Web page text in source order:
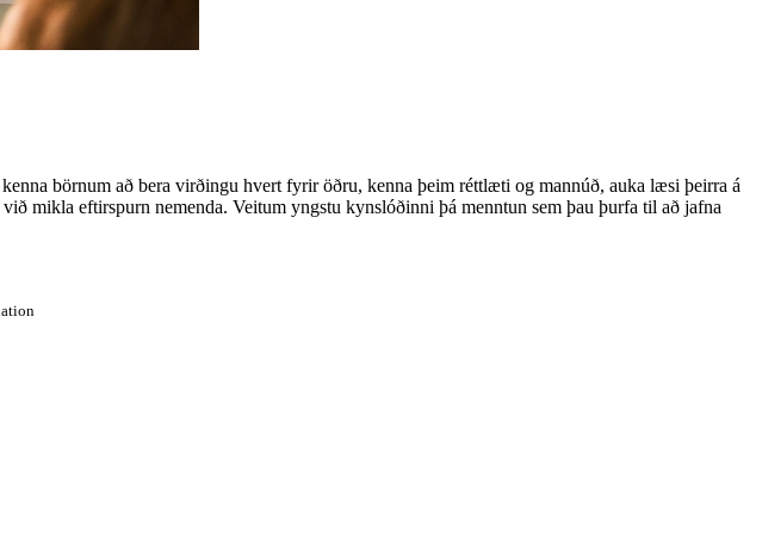
börnum að bera virðingu hvert fyrir öðru, kenna þeim réttlæti og mannúð, auka læsi þeirra á
mikla eftirspurn nemenda. Veitum yngstu kynslóðinni þá menntun sem þau þurfa til að jafna